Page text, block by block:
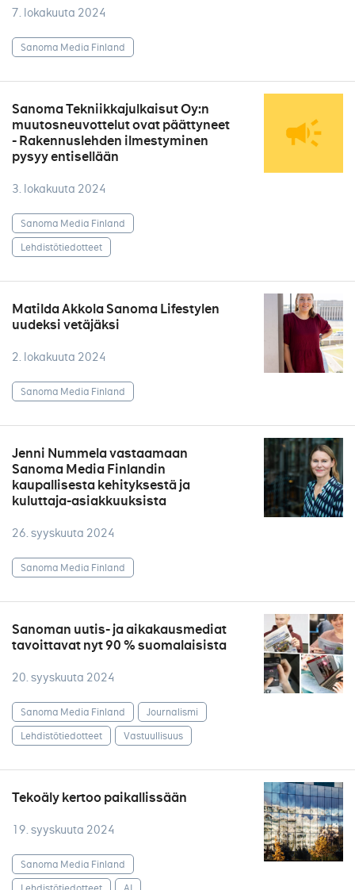
7. lokakuuta 2024
Sanoma Media Finland
Sanoma Tekniikkajulkaisut Oy:n
muutosneuvottelut ovat päättyneet
- Rakennuslehden ilmestyminen
pysyy entisellään
3. lokakuuta 2024
Sanoma Media Finland
Lehdistötiedotteet
Matilda Akkola Sanoma Lifestylen
uudeksi vetäjäksi
2. lokakuuta 2024
Sanoma Media Finland
Jenni Nummela vastaamaan
Sanoma Media Finlandin
kaupallisesta kehityksestä ja
kuluttaja-asiakkuuksista
26. syyskuuta 2024
Sanoma Media Finland
Sanoman uutis- ja aikakausmediat
tavoittavat nyt 90 % suomalaisista
20. syyskuuta 2024
Sanoma Media Finland
Journalismi
Lehdistötiedotteet
Vastuullisuus
Tekoäly kertoo paikallissään
19. syyskuuta 2024
Sanoma Media Finland
Lehdistötiedotteet
AI